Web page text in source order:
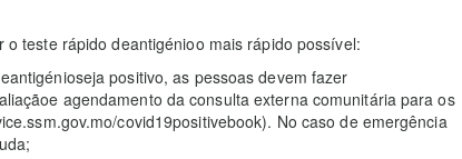
teste rápido deantigénioo mais rápido possível:
positivo, as pessoas devem fazer
agendamento da consulta externa comunitária para os
covid19positivebook). No caso de emergência